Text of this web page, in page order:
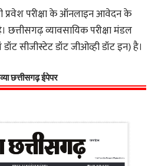
प्रवेश परीक्षा के ऑनलाइन आवेदन के
छत्तीसगढ़ व्यावसायिक परीक्षा मंडल
सीजीस्टेट डॉट जीओव्ही डॉट इन) है।
छत्तीसगढ़ ईपेपर